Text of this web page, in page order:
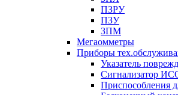
ПЗРУ
ПЗУ
ЗПМ
Мегаомметры
Приборы
Указатель
Сигнализатор
Приспособления